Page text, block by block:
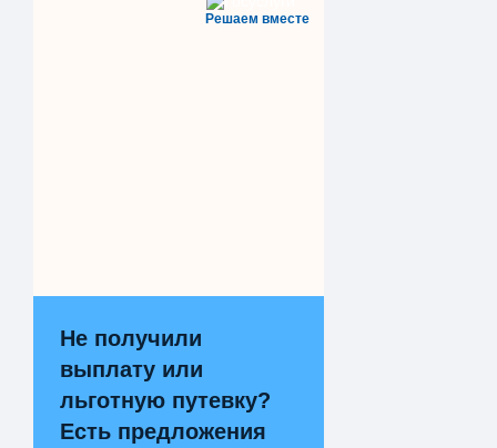
Решаем вместе
Не получили
выплату или
льготную путевку?
Есть предложения